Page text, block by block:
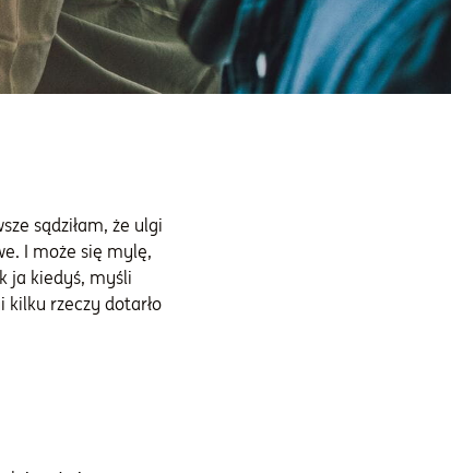
sądziłam, że ulgi
I może się mylę,
ja kiedyś, myśli
rzeczy dotarło